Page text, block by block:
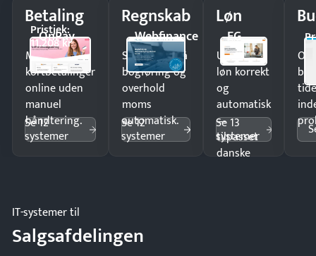
Betaling
OnPay
Pristjek:
11.208 kr
Modtag
kortbetalinger
online uden
manuel
håndtering.
Se 12
systemer
Regnskab
Webfinance
Spar timer på
bogføring og
overhold
moms
automatisk.
Se 12
systemer
Løn
EG
Udbetal
løn korrekt
og
automatisk
—
tilpasset
danske
Se 13
systemer
IT-systemer til
Salgsafdelingen